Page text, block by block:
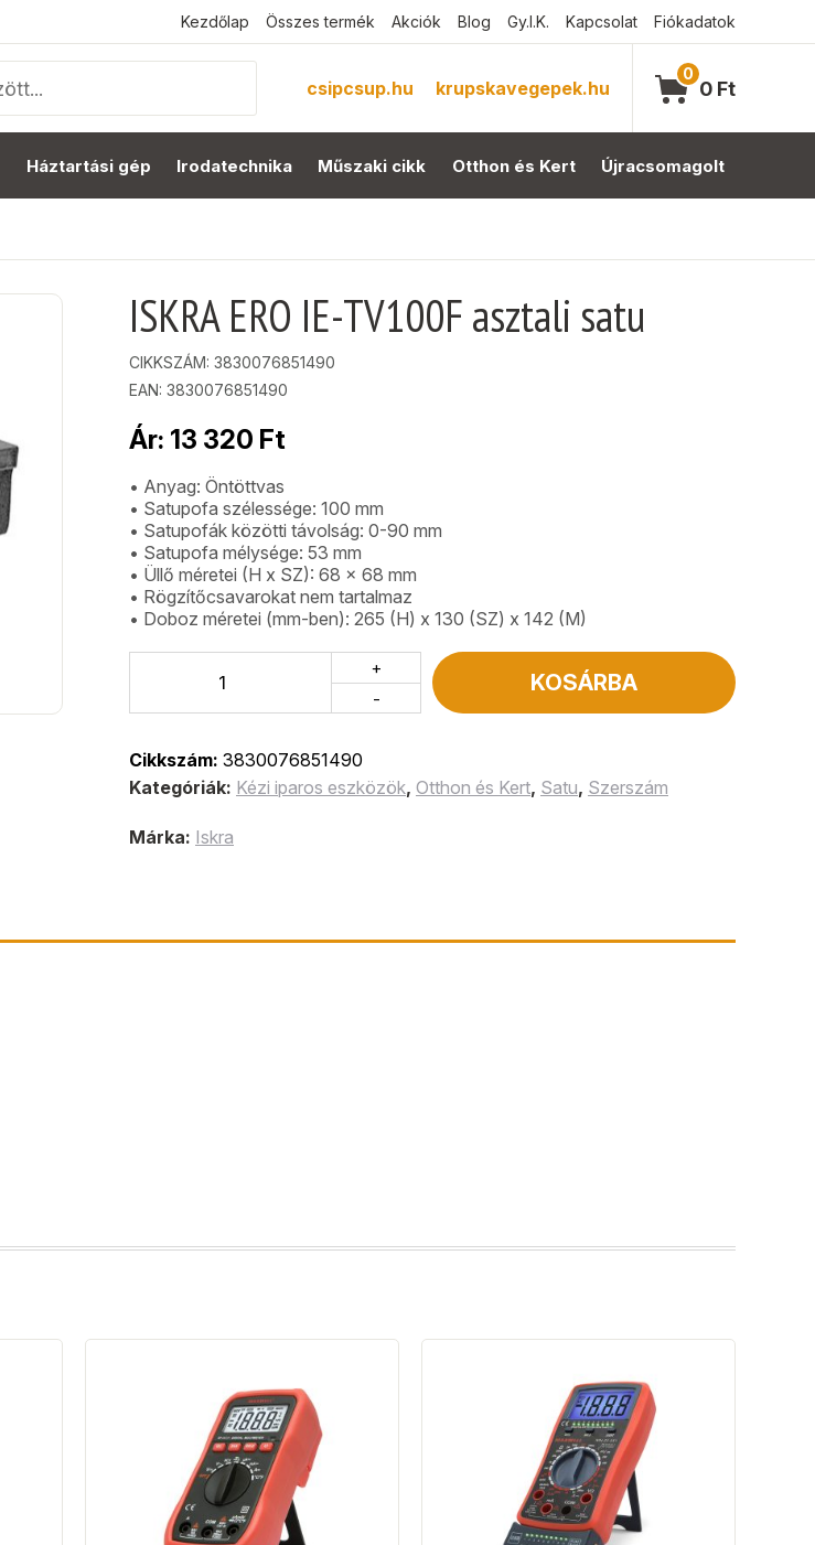
Kezdőlap Összes termék Akciók Blog Gy.I.K. Kapcsolat Fiókadatok
csipcsup.hu krupskavegepek.hu
0
0 Ft
Háztartási gép Irodatechnika Műszaki cikk Otthon és Kert Újracsomagolt
ISKRA ERO IE-TV100F asztali satu
CIKKSZÁM: 3830076851490
EAN: 3830076851490
Ár: 13 320 Ft
• Anyag: Öntöttvas
• Satupofa szélessége: 100 mm
• Satupofák közötti távolság: 0-90 mm
• Satupofa mélysége: 53 mm
• Üllő méretei (H x SZ): 68 x 68 mm
• Rögzítőcsavarokat nem tartalmaz
• Doboz méretei (mm-ben): 265 (H) x 130 (SZ) x 142 (M)
-
+
KOSÁRBA
Cikkszám: 3830076851490
Kategóriák: Kézi iparos eszközök, Otthon és Kert, Satu, Szerszám
Márka: Iskra